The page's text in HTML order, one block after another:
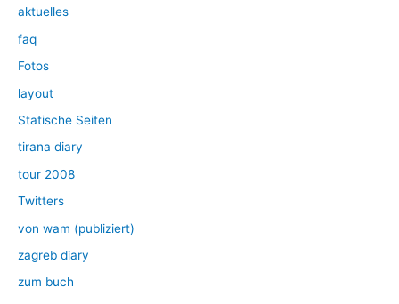
aktuelles
faq
Fotos
layout
Statische Seiten
tirana diary
tour 2008
Twitters
von wam (publiziert)
zagreb diary
zum buch